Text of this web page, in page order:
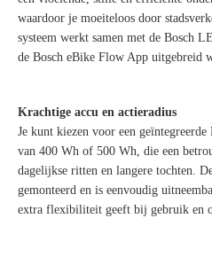
waardoor je moeiteloos door
systeem werkt samen met de Bosch
de Bosch eBike Flow App uitgebreid
Krachtige accu en actieradius
Je kunt kiezen voor een geïntegreerde
van 400 Wh of 500 Wh, die een
dagelijkse ritten en langere tochten.
gemonteerd en is eenvoudig
extra flexibiliteit geeft bij gebruik en